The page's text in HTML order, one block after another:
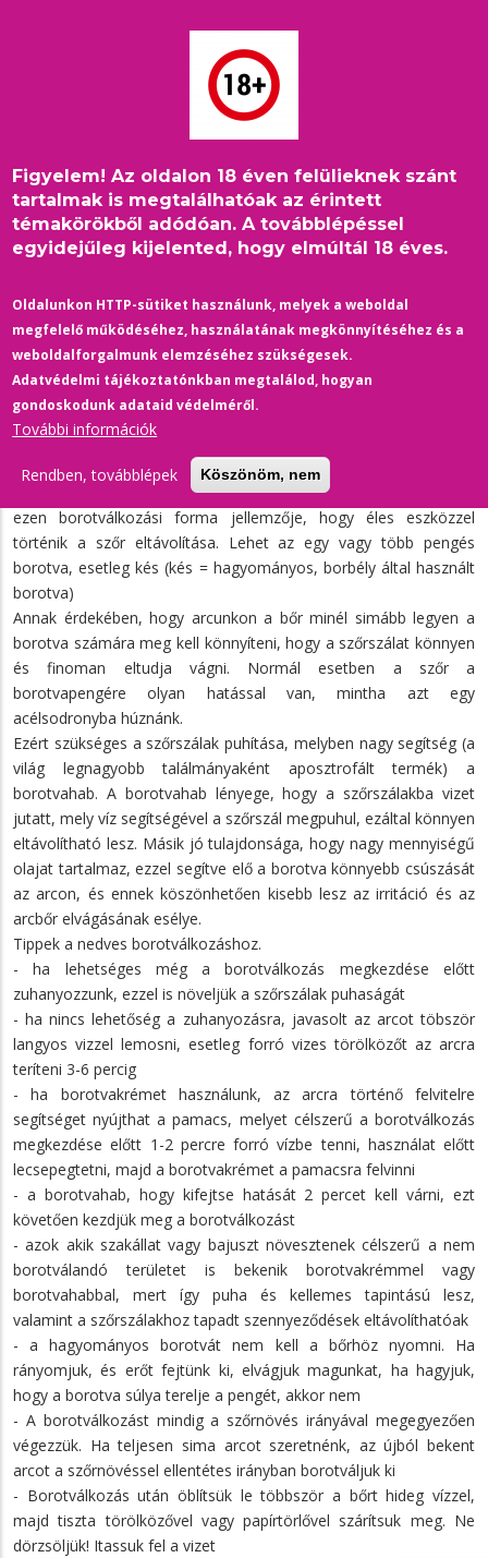
Figyelem! Az oldalon 18 éven felülieknek szánt
tartalmak is megtalálhatóak az érintett
témakörökből adódóan. A továbblépéssel
egyidejűleg kijelented, hogy elmúltál 18 éves.
Oldalunkon HTTP-sütiket használunk, melyek a weboldal
megfelelő működéséhez, használatának megkönnyítéséhez és a
weboldalforgalmunk elemzéséhez szükségesek.
Adatvédelmi tájékoztatónkban megtalálod, hogyan
gondoskodunk adataid védelméről.
További információk
Rendben, továbblépek Köszönöm, nem
Morzsa
Címlap /2017 / Stílus-Divat / Borotválkozás - de hogyan?
STÍLUS-DIVAT ÉLETMÓD
Borotválkozás - de hogyan?
01/12/2017 -0 Hozzászólások
A férfiak többségének nagy gondot okoz a mindennapos sima
arcbőr elérése. Ezért gyűjtöttünk össze olyan praktikákat amik
segítségével könnyebben érhetjük el a tökéletesen sima arcbőrt.
A borotválkozások két félék lehetnek, a nedves valamint a száraz
borotválás.
ezen borotválkozási forma jellemzője, hogy éles eszközzel
történik a szőr eltávolítása. Lehet az egy vagy több pengés
borotva, esetleg kés (kés = hagyományos, borbély által használt
borotva)
Annak érdekében, hogy arcunkon a bőr minél simább legyen a
borotva számára meg kell könnyíteni, hogy a szőrszálat könnyen
és finoman eltudja vágni. Normál esetben a szőr a
borotvapengére olyan hatással van, mintha azt egy
acélsodronyba húznánk.
Ezért szükséges a szőrszálak puhítása, melyben nagy segítség (a
világ legnagyobb találmányaként aposztrofált termék) a
borotvahab. A borotvahab lényege, hogy a szőrszálakba vizet
jutatt, mely víz segítségével a szőrszál megpuhul, ezáltal könnyen
eltávolítható lesz. Másik jó tulajdonsága, hogy nagy mennyiségű
olajat tartalmaz, ezzel segítve elő a borotva könnyebb csúszását
az arcon, és ennek köszönhetően kisebb lesz az irritáció és az
arcbőr elvágásának esélye.
Tippek a nedves borotválkozáshoz.
- ha lehetséges még a borotválkozás megkezdése előtt
zuhanyozzunk, ezzel is növeljük a szőrszálak puhaságát
- ha nincs lehetőség a zuhanyozásra, javasolt az arcot töbször
langyos vizzel lemosni, esetleg forró vizes törölközőt az arcra
teríteni 3-6 percig
- ha borotvakrémet használunk, az arcra történő felvitelre
segítséget nyújthat a pamacs, melyet célszerű a borotválkozás
megkezdése előtt 1-2 percre forró vízbe tenni, használat előtt
lecsepegtetni, majd a borotvakrémet a pamacsra felvinni
- a borotvahab, hogy kifejtse hatását 2 percet kell várni, ezt
követően kezdjük meg a borotválkozást
- azok akik szakállat vagy bajuszt növesztenek célszerű a nem
borotválandó területet is bekenik borotvakrémmel vagy
borotvahabbal, mert így puha és kellemes tapintású lesz,
valamint a szőrszálakhoz tapadt szennyeződések eltávolíthatóak
- a hagyományos borotvát nem kell a bőrhöz nyomni. Ha
rányomjuk, és erőt fejtünk ki, elvágjuk magunkat, ha hagyjuk,
hogy a borotva súlya terelje a pengét, akkor nem
- A borotválkozást mindig a szőrnövés irányával megegyezően
végezzük. Ha teljesen sima arcot szeretnénk, az újból bekent
arcot a szőrnövéssel ellentétes irányban borotváljuk ki
- Borotválkozás után öblítsük le többször a bőrt hideg vízzel,
majd tiszta törölközővel vagy papírtörlővel szárítsuk meg. Ne
dörzsöljük! Itassuk fel a vizet